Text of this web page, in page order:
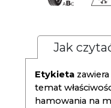
Jak
Etykieta
temat
hamowania na